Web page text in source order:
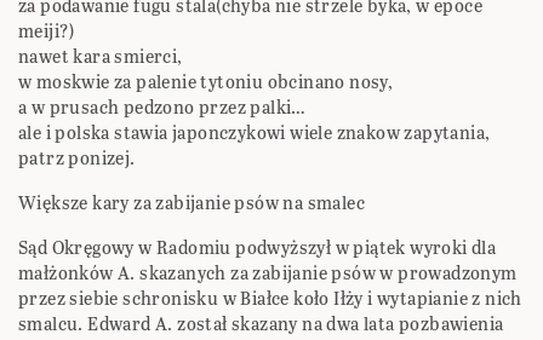
za podawanie fugu stala(chyba nie strzele byka, w epoce
meiji?)
nawet kara smierci,
w moskwie za palenie tytoniu obcinano nosy,
a w prusach pedzono przez palki…
ale i polska stawia japonczykowi wiele znakow zapytania,
patrz ponizej.
Większe kary za zabijanie psów na smalec
Sąd Okręgowy w Radomiu podwyższył w piątek wyroki dla
małżonków A. skazanych za zabijanie psów w prowadzonym
przez siebie schronisku w Białce koło Iłży i wytapianie z nich
smalcu. Edward A. został skazany na dwa lata pozbawienia